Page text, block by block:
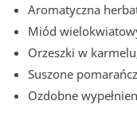
Aromatyczna
Miód
Orzeszki w
Suszone
Ozdobne